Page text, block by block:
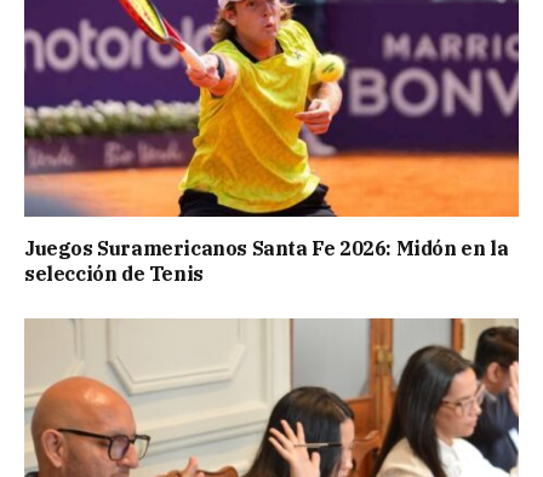
Juegos Suramericanos Santa Fe 2026: Midón en la
selección de Tenis